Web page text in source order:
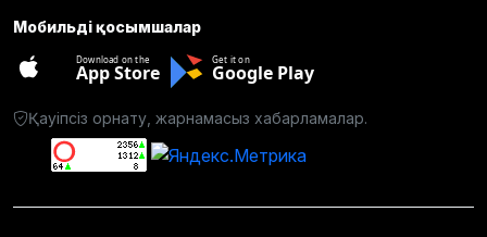
Мобильді қосымшалар
Download on the
App Store
Get it on
Google Play
Қауіпсіз орнату, жарнамасыз хабарламалар.